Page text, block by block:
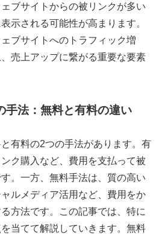
ブサイトからの被リンクが多い
示される可能性が高まります。
ブサイトへのトラフィック増
売上アップに繋がる重要な要素
手法：無料と有料の違い
有料の2つの手法があります。有
ク購入など、費用を支払って被
。一方、無料手法は、質の高い
ルメディア活用など、費用をか
方法です。この記事では、特に
当てて解説していきます。無料